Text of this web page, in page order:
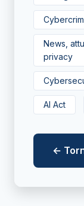
News,
privacy
AI Act
←